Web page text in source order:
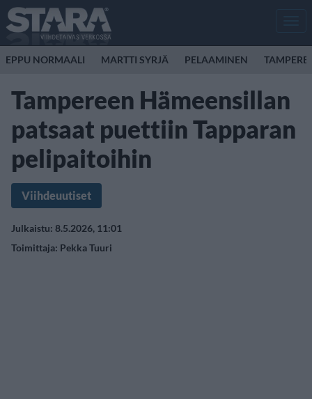
EPPU NORMAALI MARTTI SYRJÄ PELAAMINEN TAMPERE
Tampereen Hämeensillan
patsaat puettiin Tapparan
pelipaitoihin
Viihdeuutiset
Julkaistu: 8.5.2026, 11:01
Toimittaja: Pekka Tuuri